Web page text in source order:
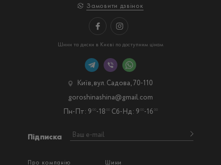
Замовити дзвінок
Шини та диски в Києві по доступним цінам
Про компанію
Шини
Підписка
Київ, вул. Садова, 70-110
Пн-Пт: 9 00-18 00 Сб-Нд: 9 00-16 00
goroshinashina@gmail.com